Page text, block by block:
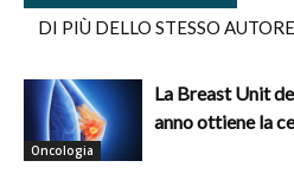
DI PIÙ DELLO STESSO AUTORE
Oncologia
La Breast Unit
anno ottiene la